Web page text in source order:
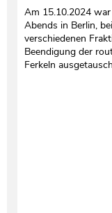
Am 15.10.2024
Abends in Berlin,
verschiedenen
Beendigung der
Ferkeln
Shop
Geldauflagen
Jahresberichte
Vereinsgründung
PROVIEH in Zahlen